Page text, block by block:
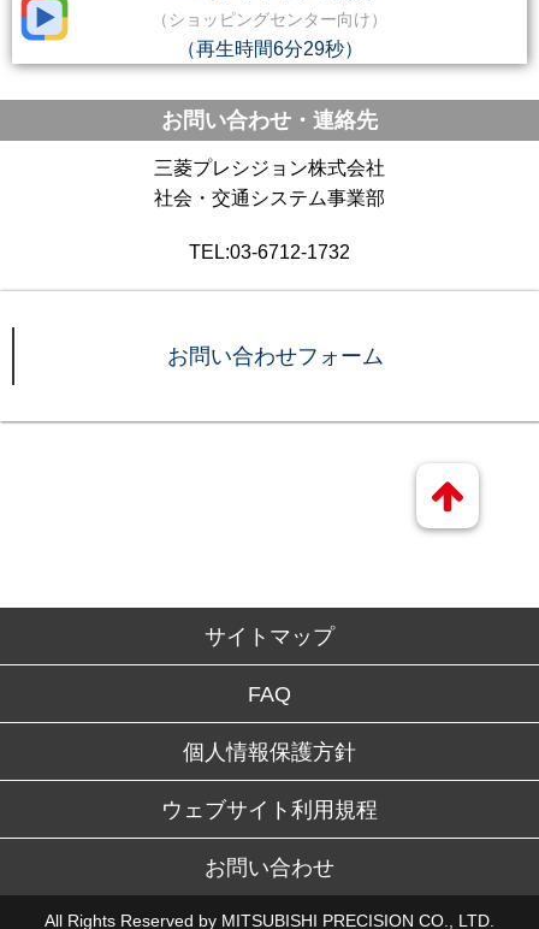
（ショッピングセンター向け）
（再生時間6分29秒）
お問い合わせ・連絡先
三菱プレシジョン株式会社
社会・交通システム事業部
TEL:03-6712-1732
お問い合わせフォーム
サイトマップ
FAQ
個人情報保護方針
ウェブサイト利用規程
お問い合わせ
All Rights Reserved by MITSUBISHI PRECISION CO., LTD.